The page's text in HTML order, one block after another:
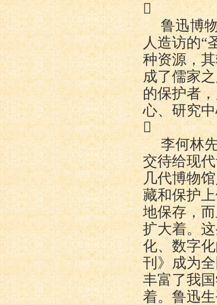

鲁迅博
人造访的“
种资源，
成了儒家
的保护者
心、研究

李何林
交待给现
几代博物
藏和保护
地保存，
扩大着。
化、数字
刊》成为
丰富了我
着。鲁迅